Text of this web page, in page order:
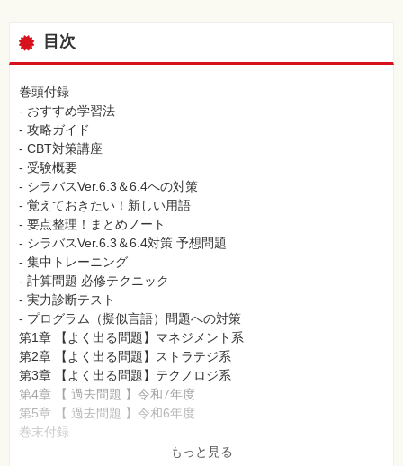
目次
巻頭付録
- おすすめ学習法
- 攻略ガイド
- CBT対策講座
- 受験概要
- シラバスVer.6.3＆6.4への対策
- 覚えておきたい！新しい用語
- 要点整理！まとめノート
- シラバスVer.6.3＆6.4対策 予想問題
- 集中トレーニング
- 計算問題 必修テクニック
- 実力診断テスト
- プログラム（擬似言語）問題への対策
第1章 【よく出る問題】マネジメント系
第2章 【よく出る問題】ストラテジ系
第3章 【よく出る問題】テクノロジ系
第4章 【 過去問題 】令和7年度
第5章 【 過去問題 】令和6年度
巻末付録
- 表計算ソフトの機能と用語もっと見る